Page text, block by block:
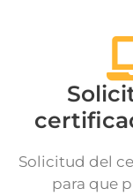
Solicitud del
para que